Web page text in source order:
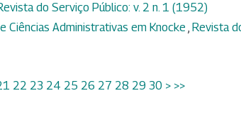
do Serviço Público: v. 2 n. 1 (1952)
Ciências Administrativas em Knocke , Revista
22 23 24 25 26 27 28 29 30 > >>